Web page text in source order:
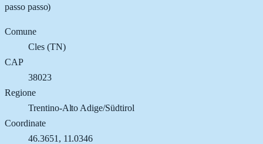
passo passo)
Comune
Cles(TN)
CAP
38023
Regione
Trentino-Alto Adige/Südtirol
Coordinate
46.3651 , 11.0346